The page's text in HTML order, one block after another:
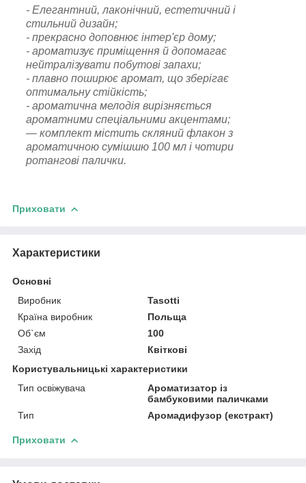
- Елегантний, лаконічний, естетичний і
стильний дизайн;
- прекрасно доповнює інтер'єр дому;
- ароматизує приміщення й допомагає
нейтралізувати побутові запахи;
- плавно поширює аромат, що зберігає
оптимальну стійкість;
- ароматична мелодія вирізняється
ароматними спеціальними акцентами;
— комплект містить скляний флакон з
ароматичною сумішшю 100 мл і чотири
ротангові палички.
Приховати
Характеристики
Основні
Виробник
Tasotti
Країна виробник
Польща
Об`єм
100
Захід
Квіткові
Користувальницькі характеристики
Тип освіжувача
Ароматизатор із
бамбуковими паличками
Тип
Аромадифузор (екстракт)
Приховати